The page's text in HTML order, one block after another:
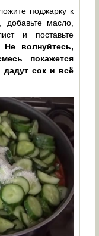
поджарку к
масло,
и поставьте
Не волнуйтесь,
покажется
сок и всё